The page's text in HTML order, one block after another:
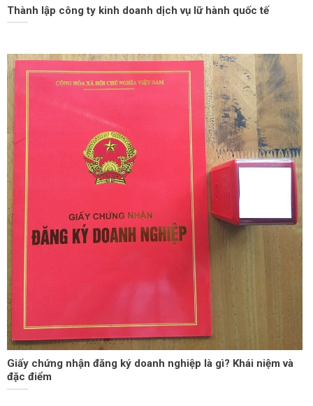
Thành lập công ty kinh doanh dịch vụ lữ hành quốc tế
Giấy chứng nhận đăng ký doanh nghiệp là gì? Khái niệm và
đặc điểm